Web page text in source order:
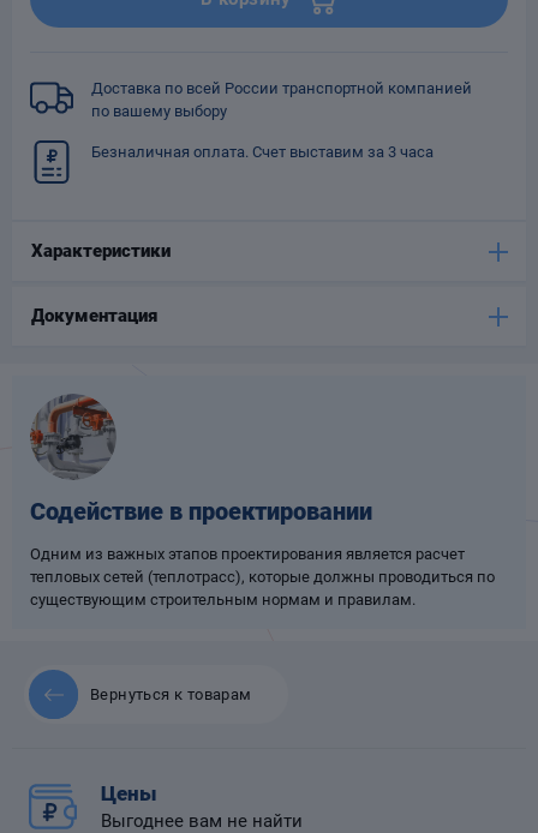
Доставка по всей России транспортной компанией
по вашему выбору
Безналичная оплата. Счет выставим за 3 часа
Характеристики
Документация
Содействие в проектировании
Одним из важных этапов проектирования является расчет
тепловых сетей (теплотрасс), которые должны проводиться по
существующим строительным нормам и правилам.
Вернуться к товарам
Цены
Выгоднее вам не найти
трубопроводов
Компенсаторы